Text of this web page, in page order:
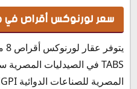
سعر لورنوكس أقراص في مصر